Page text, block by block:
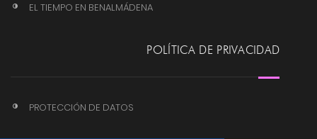
EL TIEMPO EN BENALMÁDENA
POLÍTICA DE PRIVACIDAD
PROTECCIÓN DE DATOS